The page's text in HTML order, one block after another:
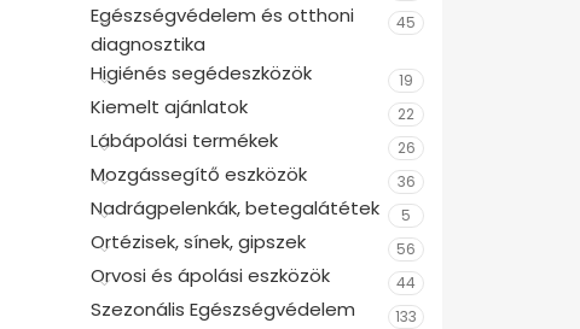
Egészségvédelem és otthoni
diagnosztika
45
Higiénés segédeszközök 19
Kiemelt ajánlatok 22
Lábápolási termékek 26
Mozgássegítő eszközök 36
Nadrágpelenkák, betegalátétek 5
Ortézisek, sínek, gipszek 56
Orvosi és ápolási eszközök 44
Szezonális Egészségvédelem 133